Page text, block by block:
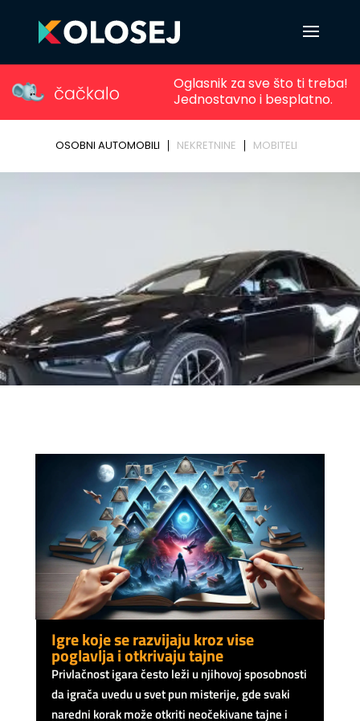
Igre koje se razvijaju kroz vise
poglavlja i otkrivaju tajne
Privlačnost igara često leži u njihovoj sposobnosti
da igrača uvedu u svet pun misterije, gde svaki
naredni korak može otkriti neočekivane tajne i